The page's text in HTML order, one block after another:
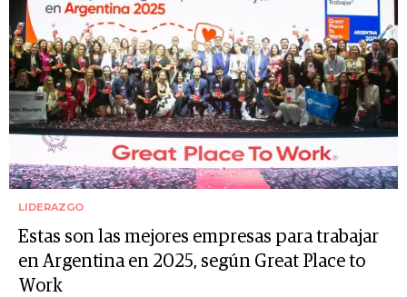
LIDERAZGO
Estas son las mejores empresas para trabajar
en Argentina en 2025, según Great Place to
Work